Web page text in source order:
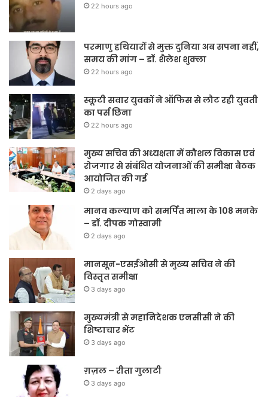
22 hours ago
परमाणु हथियारों से मुक्त दुनिया अब सपना नहीं,
समय की मांग – डॉ. शैलेश शुक्ला
22 hours ago
स्कूटी सवार युवकों ने ऑफिस से लौट रही युवती
का पर्स छिना
22 hours ago
मुख्य सचिव की अध्यक्षता में कौशल विकास एवं
रोजगार से संबंधित योजनाओं की समीक्षा बैठक
आयोजित की गई
2 days ago
मानव कल्याण को समर्पित माला के 108 मनके
– डॉ. दीपक गोस्वामी
2 days ago
मानसून-एसईओसी से मुख्य सचिव ने की
विस्तृत समीक्षा
3 days ago
मुख्यमंत्री से महानिदेशक एनसीसी ने की
शिष्टाचार भेंट
3 days ago
ग़ज़ल – रीता गुलाटी
3 days ago